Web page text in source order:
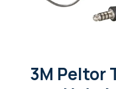
3M Peltor